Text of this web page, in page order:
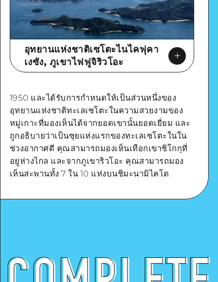
อุทยานแห่งชาติเซโตะไนไคฟุคา
เงซัง, ภูเขาไฟฟูจิริวโอะ
Google Maps
1950 และได้รับการกำหนดให้เป็นส่วนหนึ่งของ
อุทยานแห่งชาติทะเลเซโตะในความสวยงามของ
หมู่เกาะที่มองเห็นได้จากยอดเขานั้นยอดเยี่ยม และ
ถูกอธิบายว่าเป็นซุยแห่งแรกของทะเลเซโตะในใน
ช่วงอากาศดี คุณสามารถมองเห็นเทือกเขาชิโกกุที่
อยู่ห่างไกล และจากภูเขาริวโอะ คุณสามารถมอง
เห็นสะพานทั้ง 7 ใน 10 แห่งบนชิมะนามิไคโด